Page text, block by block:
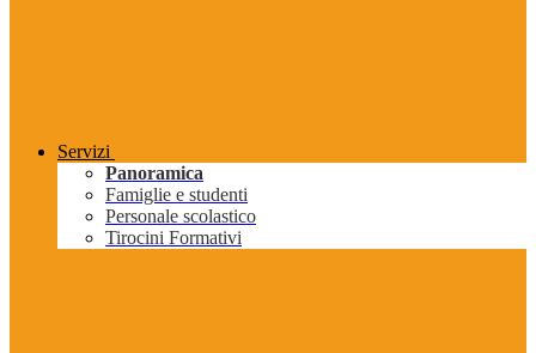
Servizi
Panoramica
Famiglie e studenti
Personale scolastico
Tirocini Formativi